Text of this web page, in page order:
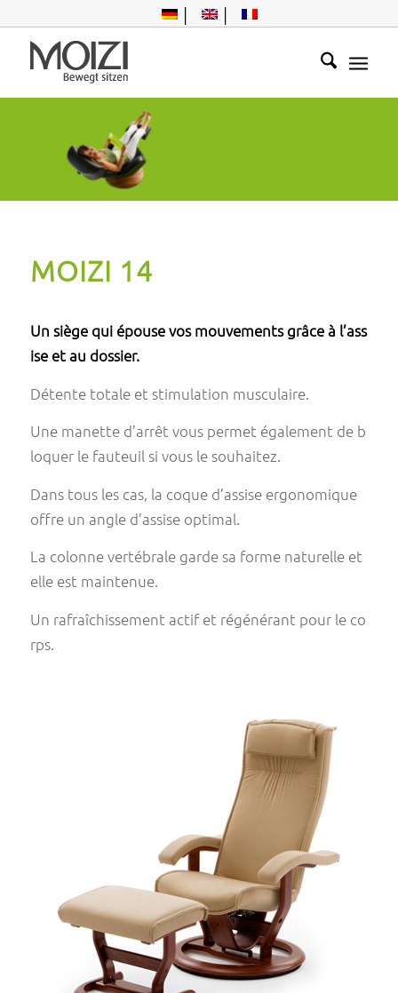
Entspannung für
die Seele
MOIZI 14
Un siège qui épouse vos mouvements grâce à l’ass
ise et au dossier.
Détente totale et stimulation musculaire.
Une manette d’arrêt vous permet également de b
loquer le fauteuil si vous le souhaitez.
Dans tous les cas, la coque d’assise ergonomique
offre un angle d’assise optimal.
La colonne vertébrale garde sa forme naturelle et
elle est maintenue.
Un rafraîchissement actif et régénérant pour le co
rps.